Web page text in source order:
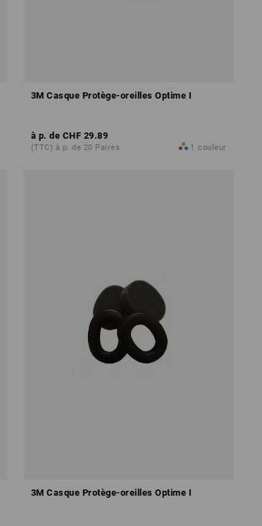
3M Casque Protège-oreilles Optime I
à p. de CHF 29.89
(TTC) à p. de 20 Paires 1 couleur
3M Casque Protège-oreilles Optime I